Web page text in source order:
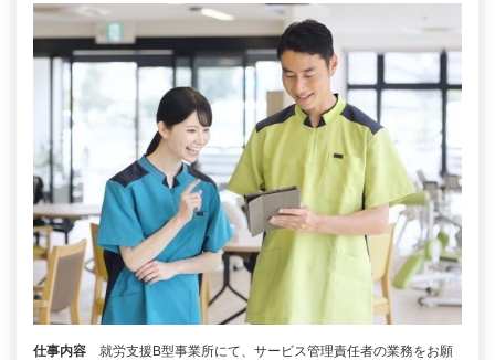
仕事内容
就労支援B型事業所にて、サービス管理責任者の業務をお願